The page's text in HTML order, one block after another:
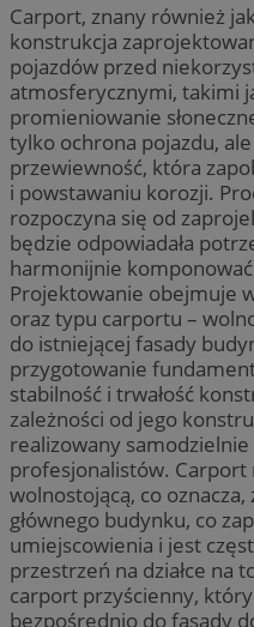
Carport, znany również
konstrukcja
pojazdów przed
atmosferycznymi, takimi
promieniowanie
tylko ochrona pojazdu,
przewiewność, która
i powstawaniu korozji.
rozpoczyna się od
będzie odpowiadała
harmonijnie
Projektowanie obejmuje
oraz typu carportu –
do istniejącej fasady
przygotowanie
stabilność i trwałość
zależności od jego
realizowany
profesjonalistów. Carport
wolnostojącą, co
głównego budynku, co
umiejscowienia i jest
przestrzeń na działce na
carport przyścienny,
bezpośrednio do fasady